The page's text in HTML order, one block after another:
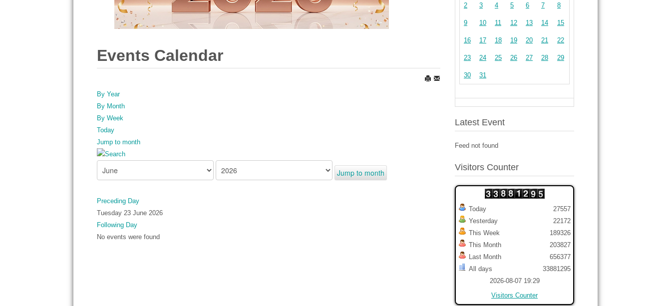
Events Calendar
By Year
By Month
By Week
Today
Jump to month
Jump to month
Preceding Day
Tuesday 23 June 2026
Following Day
No events were found
2 3 4 5 6 7 8
9 10 11 12 13 14 15
16 17 18 19 20 21 22
23 24 25 26 27 28 29
30 31
Latest Event
Feed not found
Visitors Counter
Today
Yesterday
This Week
This Month
Last Month
All days
27557
22172
189326
203827
656377
33881295
2026-08-07 19:29
Visitors Counter